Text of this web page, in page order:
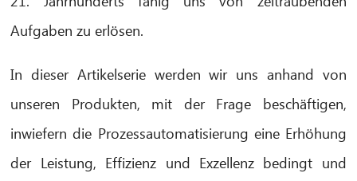
Aufgaben zu erlösen.
In dieser Artikelserie werden wir uns anhand von
unseren Produkten, mit der Frage beschäftigen,
inwiefern die Prozessautomatisierung eine Erhöhung
der Leistung, Effizienz und Exzellenz bedingt und